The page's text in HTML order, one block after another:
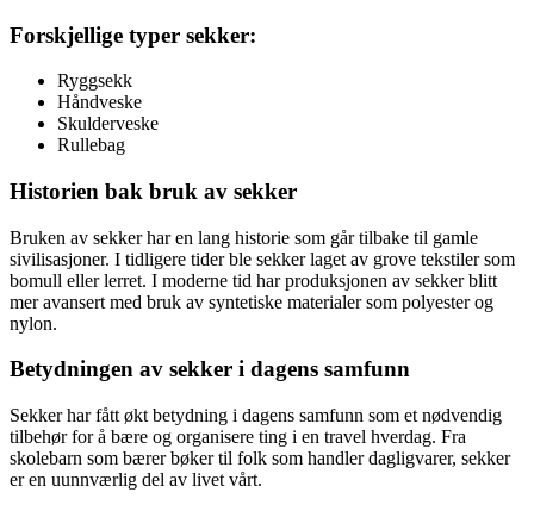
Forskjellige typer sekker:
Ryggsekk
Håndveske
Skulderveske
Rullebag
Historien bak bruk av sekker
Bruken av sekker har en lang historie som går tilbake til gamle
sivilisasjoner. I tidligere tider ble sekker laget av grove tekstiler som
bomull eller lerret. I moderne tid har produksjonen av sekker blitt
mer avansert med bruk av syntetiske materialer som polyester og
nylon.
Betydningen av sekker i dagens samfunn
Sekker har fått økt betydning i dagens samfunn som et nødvendig
tilbehør for å bære og organisere ting i en travel hverdag. Fra
skolebarn som bærer bøker til folk som handler dagligvarer, sekker
er en uunnværlig del av livet vårt.